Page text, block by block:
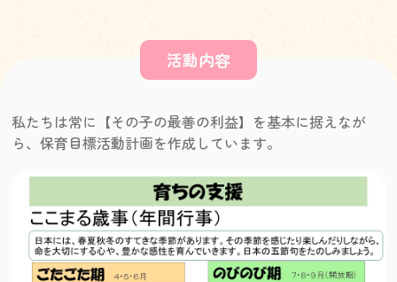
活動内容
私たちは常に【その子の最善の利益】を基本に据えなが
ら、保育目標活動計画を作成しています。